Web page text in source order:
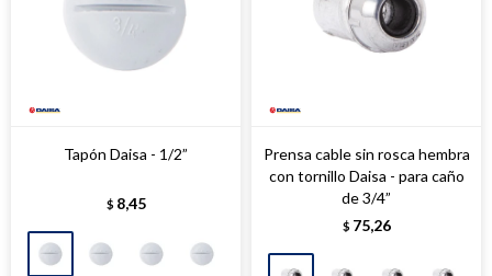
Tapón Daisa - 1/2”
$ 8,45
Prensa cable sin rosca hembra
con tornillo Daisa - para caño
de 3/4”
$ 75,26